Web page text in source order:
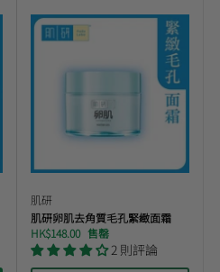
肌研
肌研卵肌去角質毛孔緊緻面霜
HK$148.00 售罄
2 則評論